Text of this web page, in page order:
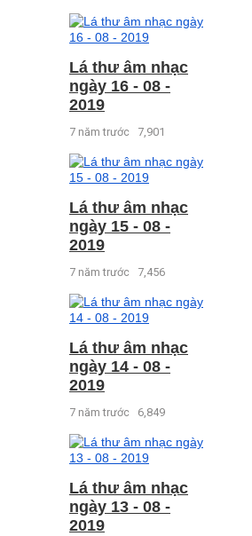
Lá thư âm nhạc
ngày 16 - 08 -
2019
7 năm trước 7,901
Lá thư âm nhạc
ngày 15 - 08 -
2019
7 năm trước 7,456
Lá thư âm nhạc
ngày 14 - 08 -
2019
7 năm trước 6,849
Lá thư âm nhạc
ngày 13 - 08 -
2019